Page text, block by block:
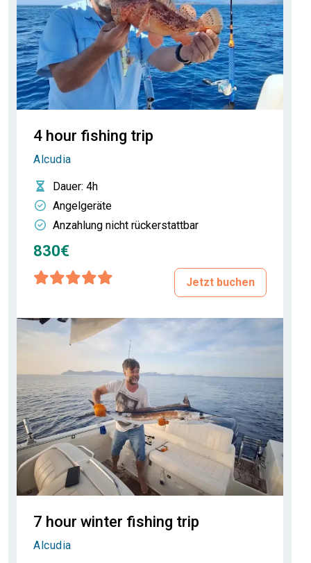
4 hour fishing trip
Alcudia
Dauer: 4h
Angelgeräte
Anzahlung nicht rückerstattbar
830€
Jetzt buchen
7 hour winter fishing trip
Alcudia